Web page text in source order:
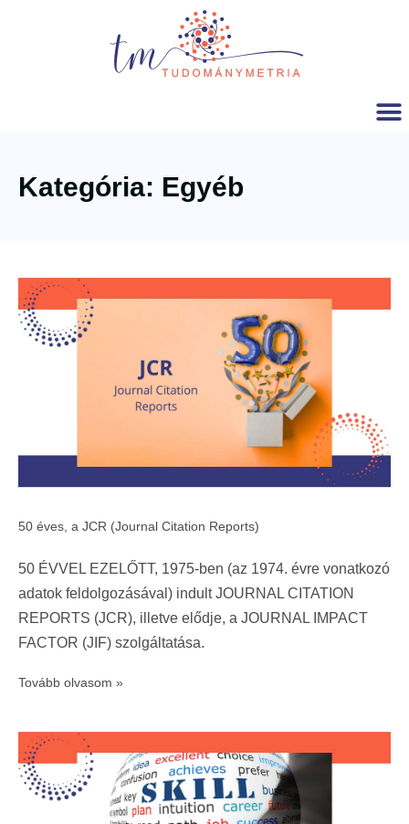
Kategória: Egyéb
50 éves, a JCR (Journal Citation Reports)
50 ÉVVEL EZELŐTT, 1975-ben (az 1974. évre vonatkozó
adatok feldolgozásával) indult JOURNAL CITATION
REPORTS (JCR), illetve elődje, a JOURNAL IMPACT
FACTOR (JIF) szolgáltatása.
Tovább olvasom »